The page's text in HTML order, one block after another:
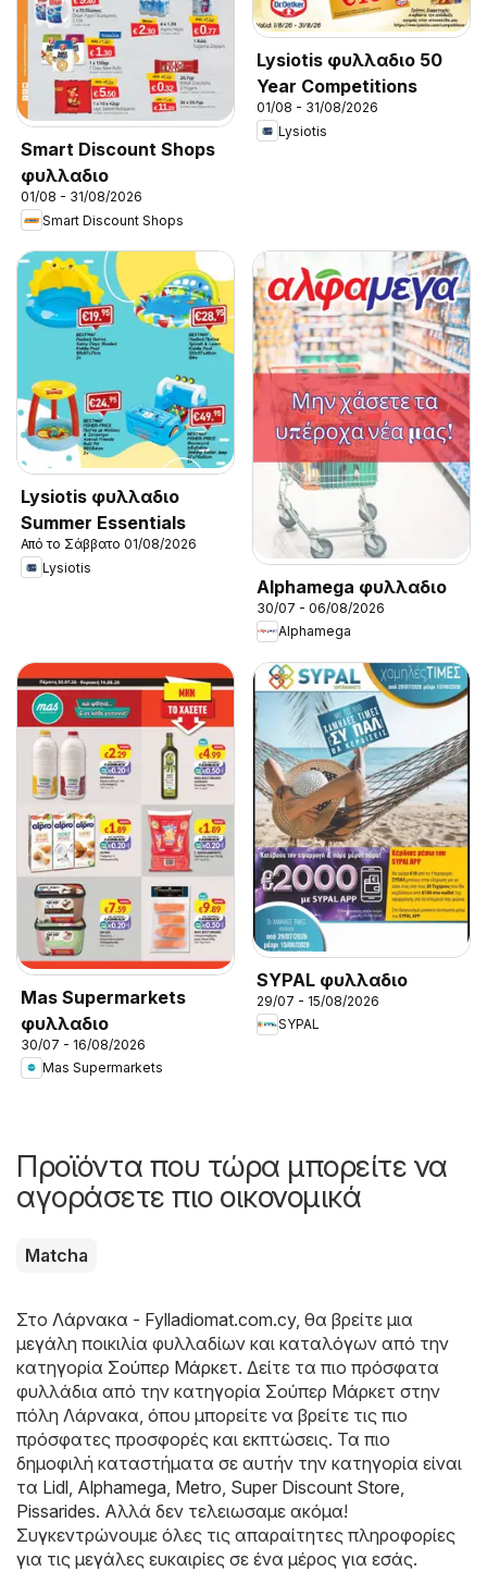
Smart Discount Shops
φυλλαδιο
01/08 - 31/08/2026
Smart Discount Shops
Lysiotis φυλλαδιο 50
Year Competitions
01/08 - 31/08/2026
Lysiotis
Lysiotis φυλλαδιο
Summer Essentials
Από το Σάββατο 01/08/2026
Lysiotis
Alphamega φυλλαδιο
30/07 - 06/08/2026
Alphamega
Mas Supermarkets
φυλλαδιο
30/07 - 16/08/2026
Mas Supermarkets
SYPAL φυλλαδιο
29/07 - 15/08/2026
SYPAL
Προϊόντα που τώρα μπορείτε να
αγοράσετε πιο οικονομικά
Matcha
Στο Λάρνακα - Fylladiomat.com.cy, θα βρείτε μια
μεγάλη ποικιλία φυλλαδίων και καταλόγων από την
κατηγορία Σούπερ Μάρκετ. Δείτε τα πιο πρόσφατα
φυλλάδια από την κατηγορία Σούπερ Μάρκετ στην
πόλη Λάρνακα, όπου μπορείτε να βρείτε τις πιο
πρόσφατες προσφορές και εκπτώσεις. Τα πιο
δημοφιλή καταστήματα σε αυτήν την κατηγορία είναι
τα Lidl Alphamega Metro Super Discount Store
Pissarides. Αλλά δεν τελειωσαμε ακόμα!
Συγκεντρώνουμε όλες τις απαραίτητες πληροφορίες
για τις μεγάλες ευκαιρίες σε ένα μέρος για εσάς.